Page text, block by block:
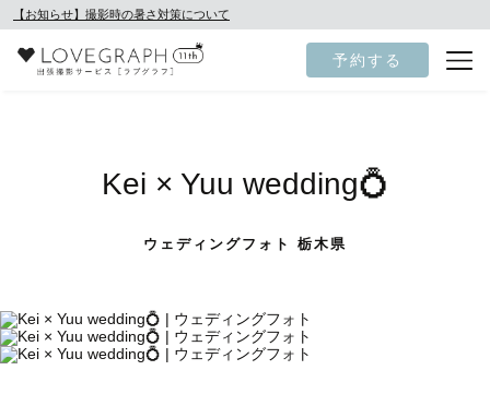
【お知らせ】撮影時の暑さ対策について
予約する
Kei × Yuu wedding💍
ウェディングフォト 栃木県